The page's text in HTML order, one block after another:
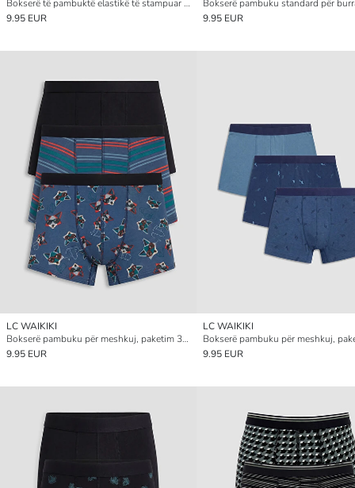
Bokserë të pambuktë elastikë të stampuar për burra, paketim 3-copësh
9.95 EUR
9.95 EUR
LC WAIKIKI
Bokserë pambuku për meshkuj, paketim 3 copë
9.95 EUR
LC WAIKIKI
9.95 EUR